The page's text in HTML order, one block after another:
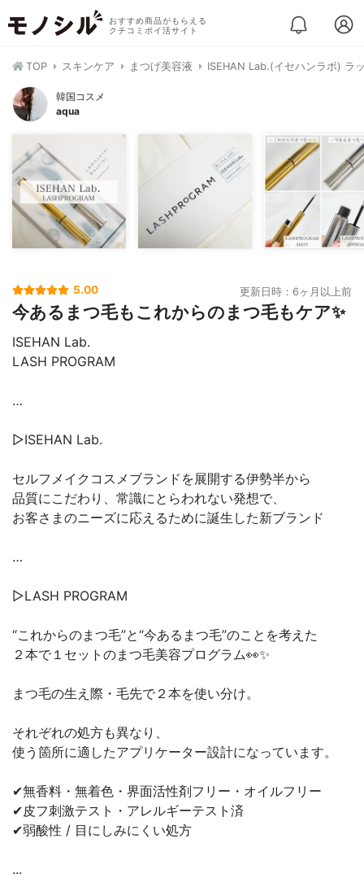
おすすめ商品がもらえる
クチコミポイ活サイト
TOP スキンケア まつげ美容液 ISEHAN Lab.(イセハンラボ) ラ
韓国コスメ
aqua
5.00 更新日時：6ヶ月以上前
今あるまつ毛もこれからのまつ毛もケア✨
ISEHAN Lab.
LASH PROGRAM
…
▷ISEHAN Lab.
セルフメイクコスメブランドを展開する伊勢半から
品質にこだわり、常識にとらわれない発想で、
お客さまのニーズに応えるために誕生した新ブランド
…
▷LASH PROGRAM
“これからのまつ毛”と“今あるまつ毛”のことを考えた
２本で１セットのまつ毛美容プログラム👀✨
まつ毛の生え際・毛先で２本を使い分け。
それぞれの処方も異なり、
使う箇所に適したアプリケーター設計になっています。
✔︎無香料・無着色・界面活性剤フリー・オイルフリー
✔︎皮フ刺激テスト・アレルギーテスト済
✔︎弱酸性 / 目にしみにくい処方
...